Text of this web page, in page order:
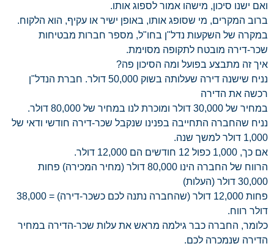
ואם ישנו סיכון, מישהו אמור לספוג אותו.
ברוב המקרים, מי שסופג אותו, באופן ישיר או עקיף, הוא הלקוח.
במקרה של השקעות נדל"ן בחו"ל, מספר חברות מבטיחות
שכר-דירה מובטח לתקופה מסוימת.
איך זה מתבצע בפועל ומה הסיכון פה?
נניח שישנה דירה שעלותה בשוק 50,000 דולר. חברת הנדל"ן
רכשה את הדירה
במחיר של 30,000 דולר ומוכרת לנו במחיר של 80,000 דולר.
נניח שהחברה התחייבה בפנינו שנקבל שכר-דירה חודשי ודאי של
1,000 דולר למשך שנה.
אם כך, 1,000 כפול 12 חודשים הם 12,000 דולר.
הרווח של החברה הינו 80,000 דולר (מחיר המכירה) פחות
30,000 דולר (העלות)
פחות 12,000 דולר (שהחברה נתנה לכם כשכר-דירה) = 38,000
דולר רווח.
כלומר, החברה כבר גילמה מראש את עלות שכר-הדירה במחיר
הדירה שנמכרה לכם.